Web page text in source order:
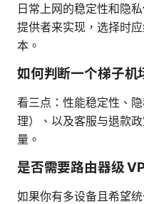
日常上网的稳定性和隐
提供者来实现，选择时
本。
如何判断一个梯子机
看三点：性能稳定性、
理）、以及客服与退款
量。
是否需要路由器级
如果你有多设备且希望